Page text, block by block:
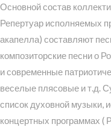
Основной состав
Репертуар исполняемых
акапелла) составляют
композиторские песни о
и современные
веселые плясовые и т.д.
список духовной музыки,
концертных программах (